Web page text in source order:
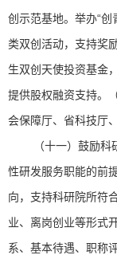
创示范基地。举办“
类双创活动，支持奖
生双创天使投资基金
提供股权融资支持。
会保障厅、省科技厅
（十一）鼓励
性研发服务职能的前
向，支持科研院所符
业、离岗创业等形式
系、基本待遇、职称